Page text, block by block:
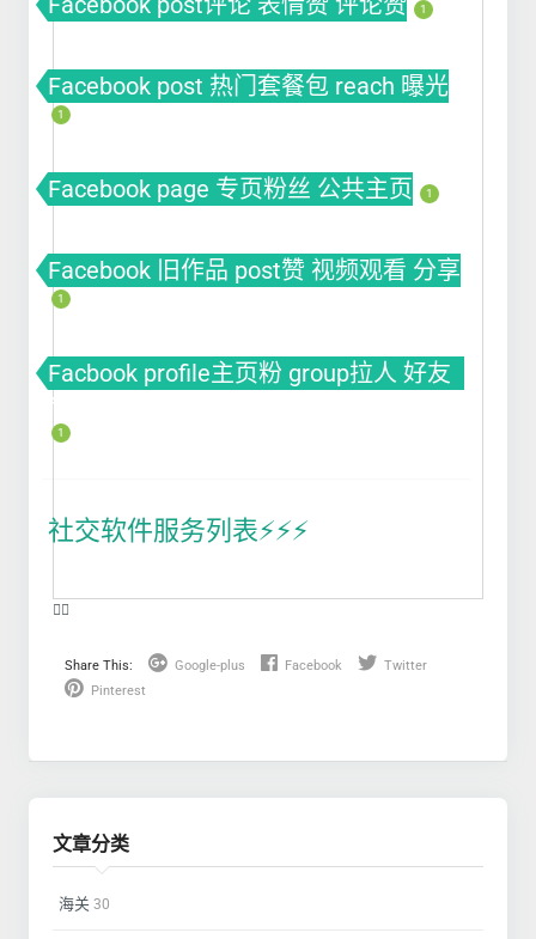
1
Facebook post 热门套餐包 reach 曝光
1
Facebook page 专页粉丝 公共主页 1
Facebook 旧作品 post赞 视频观看 分享
1
Facbook profile主页粉 group拉人 好友
fb粉丝 fb涨粉
1
社交软件服务列表⚡️⚡️⚡️
❤️‍🔥
Share This: Google-plus Facebook
Twitter
Pinterest
文章分类
海关 30